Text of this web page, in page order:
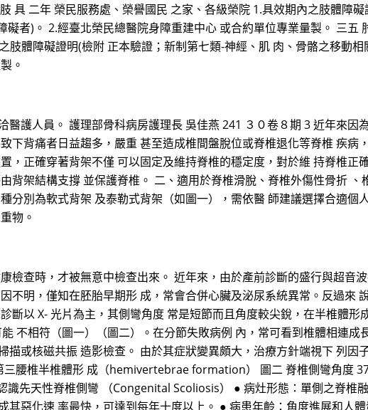
具 二年 榮民服務處、榮譽國民 之家、各級榮院 1.具效期內之肢體障
礙者)。 2.經臺北榮民總醫院身障重建中心 或合約單位專業量製。 三
肢體障礙證明(檢附 正本驗證；新制第七類-神經、肌 肉、骨骼之移動
。
醫護人員。 護理部骨科病房護理長 吳佳燕 241 ３０卷８期 3 近年來因
下背痛者日益趨多，嚴重 甚至造成椎間盤脫位或脊椎退化等脊椎 疾
，正確穿著背架不僅 可以固定及維持脊椎的穩定度，對於維 持脊椎
背架結構支撐 並保護脊椎。 二、適用於脊椎滑脫、脊椎外傷性骨折
分別為軟式背架 及泰勒式背架（如圖一），需依醫 師建議選擇合適
物。
檢查時，才被無意中檢查出來。 近年來，由於產前診斷的盛行與超音
不明，僅知在胚胎早期形 成，常會合併心臟及泌尿系統異常。反過來
斷以 X- 光片為主，其側彎角度 常是短節而且角度較尖銳，在半椎體
能 不相符（圖一）（圖二）。在分節失敗病例 內，常可看到椎體相連
描或核磁共振 造影檢查。 由於其症狀變異頗大，治療方針端視下 列因
三腰椎半椎體形 成（hemivertebrae formation） 圖二 脊椎側彎角度
先天性脊椎側彎 （Congenital Scoliosis） ● 病灶形態：單側之脊椎
其惡化速 率最快，可達到每年十度以上。 ● 病患年齡：角度進展和人